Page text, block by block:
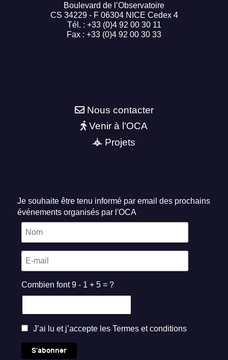
Boulevard de l’Observatoire
CS 34229 - F 06304 NICE Cedex 4
Tél. : +33 (0)4 92 00 30 11
Fax : +33 (0)4 92 00 30 33
Nous contacter
Venir à l'OCA
Projets
Je souhaite être tenu informé par email des prochains
événements organisés par l'OCA
Combien font 9 - 1 + 5 = ?
J’ai lu et j’accepte les Termes et conditions
S'abonner